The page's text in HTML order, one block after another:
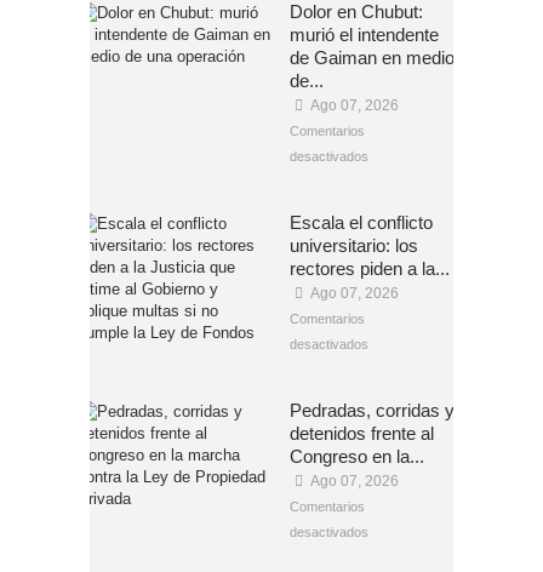
Dolor en Chubut:
murió el intendente
de Gaiman en medio
de...
Ago 07, 2026
Comentarios
desactivados
Escala el conflicto
universitario: los
rectores piden a la...
Ago 07, 2026
Comentarios
desactivados
Pedradas, corridas y
detenidos frente al
Congreso en la...
Ago 07, 2026
Comentarios
desactivados